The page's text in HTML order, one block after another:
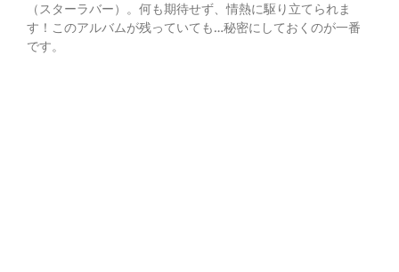
（スターラバー）。何も期待せず、情熱に駆り立てられま
す！このアルバムが残っていても…秘密にしておくのが一番
です。